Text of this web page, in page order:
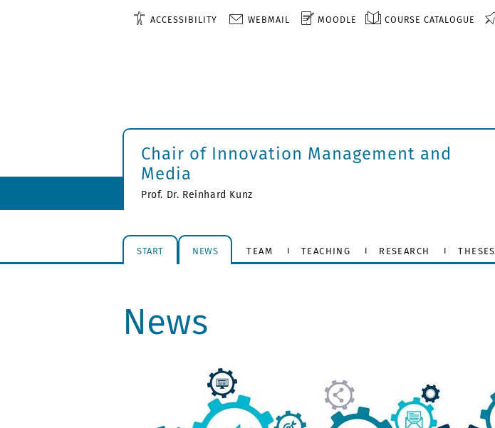
ACCESSIBILITY WEBMAIL MOODLE COURSE CATALOGUE
Chair of Innovation Management and
Media
Prof. Dr. Reinhard Kunz
START NEWS TEAM TEACHING RESEARCH THESES
News